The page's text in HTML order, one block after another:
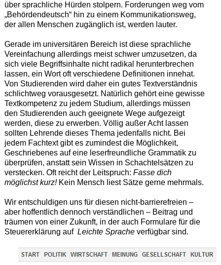
über sprachliche Hürden stolpern. Forderungen weg vom
„Behördendeutsch“ hin zu einem Kommunikationsweg,
der allen Menschen zugänglich ist, werden lauter.
Gerade im universitären Bereich ist diese sprachliche
Vereinfachung allerdings meist schwer umzusetzen, da
sich viele Begriffsinhalte nicht radikal herunterbrechen
lassen, ein Wort oft verschiedene Definitionen innehat.
Von Studierenden wird daher ein gutes Textverständnis
schlichtweg vorausgesetzt. Natürlich gehört eine gewisse
Textkompetenz zu jedem Studium, allerdings müssen
den Studierenden auch geeignete Wege aufgezeigt
werden, diese zu erwerben. Völlig außer Acht lassen
sollten Lehrende dieses Thema jedenfalls nicht. Bei
jedem Fachtext gibt es zumindest die Möglichkeit,
Geschriebenes auf eine leserfreundliche Grammatik zu
überprüfen, anstatt sein Wissen in Schachtelsätzen zu
verstecken. Oft reicht der Leitspruch: Fasse dich
möglichst kurz!Kein Mensch liest Sätze gerne mehrmals.
Wir entschuldigen uns für diesen nicht-barrierefreien –
aber hoffentlich dennoch verständlichen – Beitrag und
träumen von einer Zukunft, in der auch Formulare für die
Steuererklärung auf Leichte Spracheverfügbar sind.